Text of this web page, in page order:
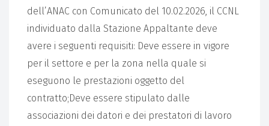
dell’ANAC con Comunicato del 10.02.2026, il CCNL
individuato dalla Stazione Appaltante deve
avere i seguenti requisiti: Deve essere in vigore
per il settore e per la zona nella quale si
eseguono le prestazioni oggetto del
contratto;Deve essere stipulato dalle
associazioni dei datori e dei prestatori di lavoro